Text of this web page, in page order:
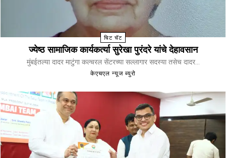
चिट चॅट
ज्येष्ठ सामाजिक कार्यकर्त्या सुरेखा पुरंदरे यांचे देहावसान
मुंबईतल्या दादर माटुंगा कल्चरल सेंटरच्या सल्लागार सदस्या तसेच दादर...
केएचएल न्यूज ब्युरो